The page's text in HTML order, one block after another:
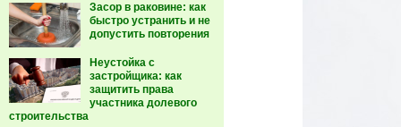
Засор в раковине: как
быстро устранить и не
допустить повторения
Неустойка с
застройщика: как
защитить права
участника долевого
строительства